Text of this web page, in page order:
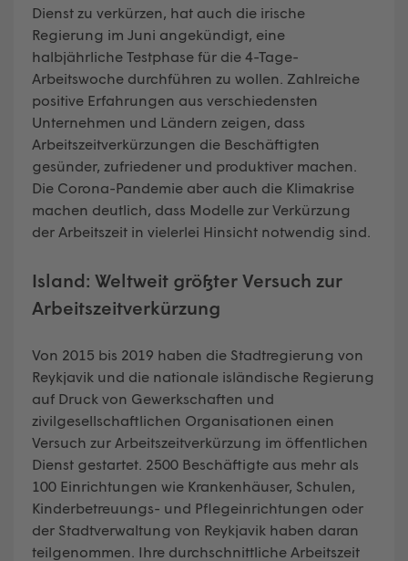
Dienst zu verkürzen, hat auch die irische
Regierung im Juni angekündigt, eine
halbjährliche Testphase für die 4-Tage-
Arbeitswoche durchführen zu wollen. Zahlreiche
positive Erfahrungen aus verschiedensten
Unternehmen und Ländern zeigen, dass
Arbeitszeitverkürzungen die Beschäftigten
gesünder, zufriedener und produktiver machen.
Die Corona-Pandemie aber auch die Klimakrise
machen deutlich, dass Modelle zur Verkürzung
der Arbeitszeit in vielerlei Hinsicht notwendig sind.
Island: Weltweit größter Versuch zur
Arbeitszeitverkürzung
Von 2015 bis 2019 haben die Stadtregierung von
Reykjavik und die nationale isländische Regierung
auf Druck von Gewerkschaften und
zivilgesellschaftlichen Organisationen einen
Versuch zur Arbeitszeitverkürzung im öffentlichen
Dienst gestartet. 2500 Beschäftigte aus mehr als
100 Einrichtungen wie Krankenhäuser, Schulen,
Kinderbetreuungs- und Pflegeinrichtungen oder
der Stadtverwaltung von Reykjavik haben daran
teilgenommen. Ihre durchschnittliche Arbeitszeit